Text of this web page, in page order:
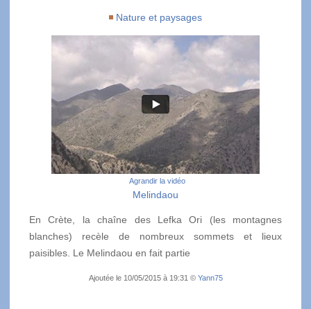
Nature et paysages
Agrandir la vidéo
Melindaou
En Crète, la chaîne des Lefka Ori (les montagnes
blanches) recèle de nombreux sommets et lieux
paisibles. Le Melindaou en fait partie
Ajoutée le 10/05/2015 à 19:31 © Yann75